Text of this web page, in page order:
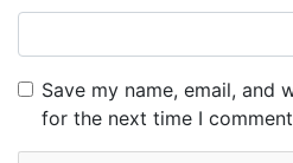
Save my name, email, and
for the next time I comment